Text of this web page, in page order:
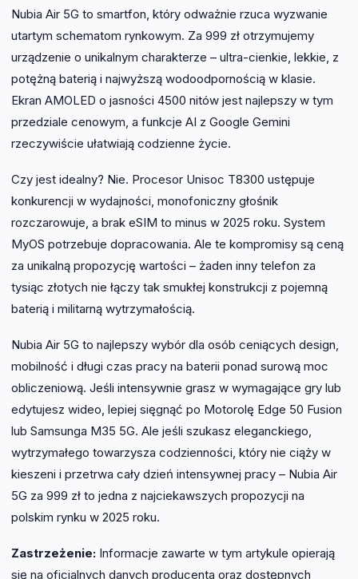
inwestycją niż droższe, ale grubsze flagowce.
dopracowania pod kątem optymalizacji. Jeśli te
aspekty są dla Ciebie kluczowe, warto rozważyć
alternatywy jak Motorola Edge 50 Fusion.
Nubia Air 5G to smartfon, który odważnie rzuca wyzwanie
utartym schematom rynkowym. Za 999 zł otrzymujemy
urządzenie o unikalnym charakterze – ultra-cienkie, lekkie, z
potężną baterią i najwyższą wodoodpornością w klasie.
Ekran AMOLED o jasności 4500 nitów jest najlepszy w tym
przedziale cenowym, a funkcje AI z Google Gemini
rzeczywiście ułatwiają codzienne życie.
Czy jest idealny? Nie. Procesor Unisoc T8300 ustępuje
konkurencji w wydajności, monofoniczny głośnik
rozczarowuje, a brak eSIM to minus w 2025 roku. System
MyOS potrzebuje dopracowania. Ale te kompromisy są ceną
za unikalną propozycję wartości – żaden inny telefon za
tysiąc złotych nie łączy tak smukłej konstrukcji z pojemną
baterią i militarną wytrzymałością.
Nubia Air 5G to najlepszy wybór dla osób ceniących design,
mobilność i długi czas pracy na baterii ponad surową moc
obliczeniową. Jeśli intensywnie grasz w wymagające gry lub
edytujesz wideo, lepiej sięgnąć po Motorolę Edge 50 Fusion
lub Samsunga M35 5G. Ale jeśli szukasz eleganckiego,
wytrzymałego towarzysza codzienności, który nie ciąży w
kieszeni i przetrwa cały dzień intensywnej pracy – Nubia Air
5G za 999 zł to jedna z najciekawszych propozycji na
polskim rynku w 2025 roku.
Zastrzeżenie: Informacje zawarte w tym artykule opierają
się na oficjalnych danych producenta oraz dostępnych